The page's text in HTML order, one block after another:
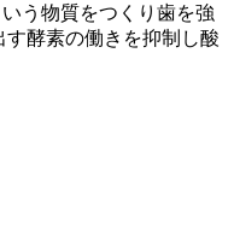
う物質をつくり歯を強
酵素の働きを抑制し酸